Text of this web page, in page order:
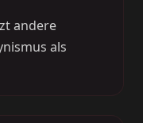
andere
als